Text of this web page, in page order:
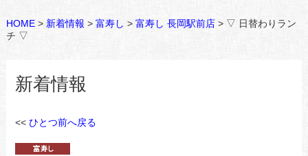
HOME> 新着情報 > 富寿し > 富寿し 長岡駅前店> ▽ 日替わりラン
チ ▽
新着情報
<< ひとつ前へ戻る